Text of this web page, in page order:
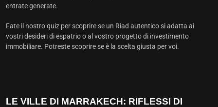
entrate generate.
Fate il nostro quiz per scoprire se un Riad autentico si adatta ai
vostri desideri di espatrio o al vostro progetto di investimento
immobiliare. Potreste scoprire se è la scelta giusta per voi.
LE VILLE DI MARRAKECH: RIFLESSI DI